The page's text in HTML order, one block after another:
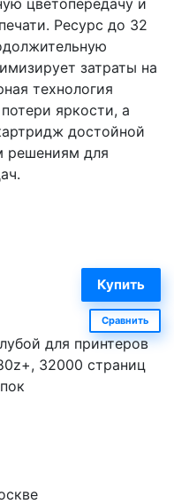
Ресурс до 32
затраты на
технология
яркости, а
достойной
решениям для
Сравнить
для принтеров
32000 страниц